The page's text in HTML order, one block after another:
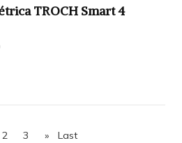
TROCH Smart 4
2 3 » Last